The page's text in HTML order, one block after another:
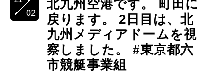
02
北九州空港です。 町田に
戻ります。 2日目は、北
九州メディアドームを視
察しました。 #東京都六
市競艇事業組